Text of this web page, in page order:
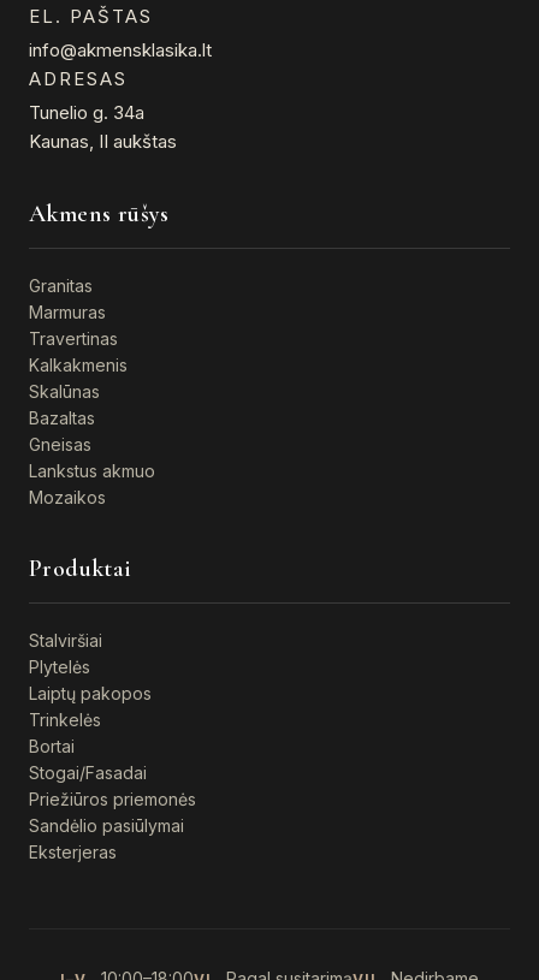
EL. PAŠTAS
info@akmensklasika.lt
ADRESAS
Tunelio g. 34a
Kaunas, II aukštas
Akmens rūšys
Granitas
Marmuras
Travertinas
Kalkakmenis
Skalūnas
Bazaltas
Gneisas
Lankstus akmuo
Mozaikos
Produktai
Stalviršiai
Plytelės
Laiptų pakopos
Trinkelės
Bortai
Stogai/Fasadai
Priežiūros priemonės
Sandėlio pasiūlymai
Eksterjeras